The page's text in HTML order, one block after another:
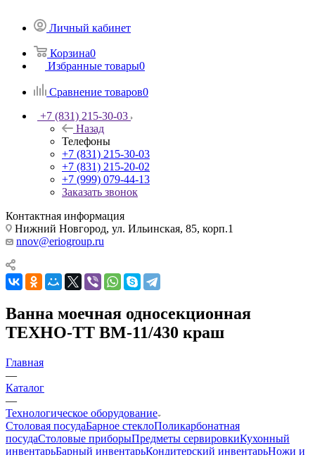
Личный кабинет
Корзина0
Избранные товары0
Сравнение товаров0
+7 (831) 215-30-03
Назад
Телефоны
+7 (831) 215-30-03
+7 (831) 215-20-02
+7 (999) 079-44-13
Заказать звонок
Контактная информация
Нижний Новгород, ул. Ильинская, 85, корп.1
nnov@eriogroup.ru
Ванна моечная односекционная
ТЕХНО-ТТ ВМ-11/430 краш
Главная
—
Каталог
—
Технологическое оборудование
Столовая посудаБарное стеклоПоликарбонатная
посудаСтоловые приборыПредметы сервировкиКухонный
инвентарьБарный инвентарьКондитерский инвентарьНожи и